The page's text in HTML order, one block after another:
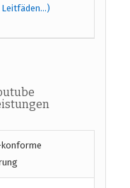
Leitfäden…)